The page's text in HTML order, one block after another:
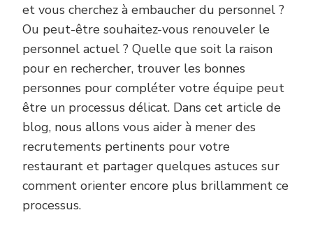
et vous cherchez à embaucher du personnel ?
Ou peut-être souhaitez-vous renouveler le
personnel actuel ? Quelle que soit la raison
pour en rechercher, trouver les bonnes
personnes pour compléter votre équipe peut
être un processus délicat. Dans cet article de
blog, nous allons vous aider à mener des
recrutements pertinents pour votre
restaurant et partager quelques astuces sur
comment orienter encore plus brillamment ce
processus.